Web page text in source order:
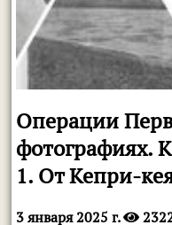
Операции
фотографиях.
1. От Кепри-
3 января 2025 г.